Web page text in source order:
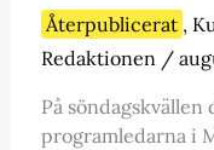
Återpublicerat ,
Redaktionen /
På
programledarna i